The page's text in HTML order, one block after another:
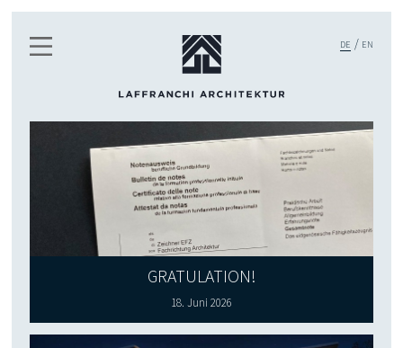
DE EN
GRATULATION!
18. Juni 2026